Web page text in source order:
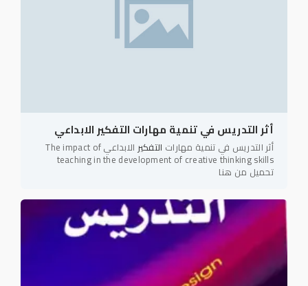
أثر التدريس في تنمية مهارات التفكير الابداعي
أثر التدريس في تنمية مهارات التفكير الابداعي The impact of
teaching in the development of creative thinking skills
تحميل من هنا